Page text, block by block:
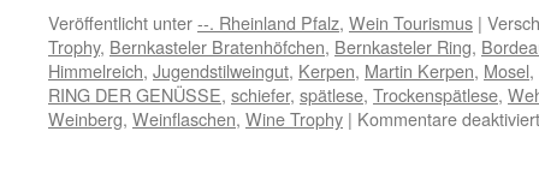
Veröffentlicht unter--. Rheinland Pfalz, Wein Tourismus |
Trophy, Bernkasteler Bratenhöfchen, Bernkasteler Ring,
Himmelreich, Jugendstilweingut, Kerpen, Martin Kerpen, Mosel,
RING DER GENÜSSE, schiefer, spätlese, Trockenspätlese,
Weinberg, Weinflaschen, Wine Trophy | Kommentare deaktiviert